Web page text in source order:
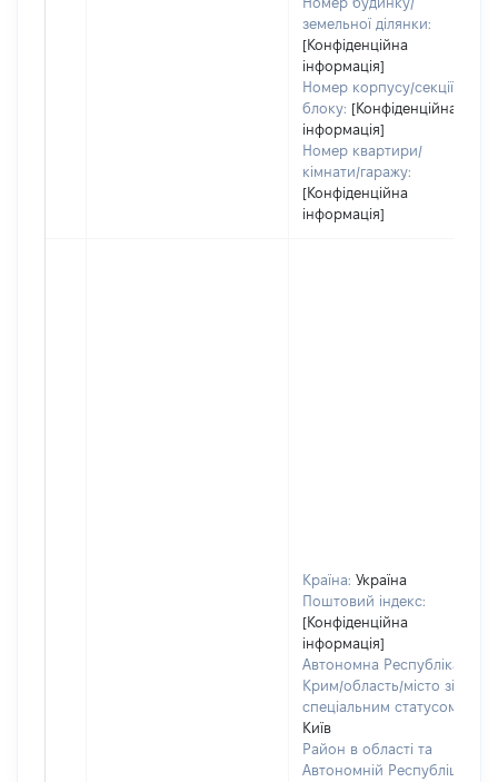
земельної ділянки:
[Конфіденційна
інформація]
Номер корпусу/секції/
блоку: [Конфіденційна
інформація]
Номер квартири/
кімнати/гаражу:
[Конфіденційна
інформація]
Країна: Україна
Поштовий індекс:
[Конфіденційна
інформація]
Автономна Республіка
Крим/область/місто зі
спеціальним статусом:
Київ
Район в області та
Автономній Республіці